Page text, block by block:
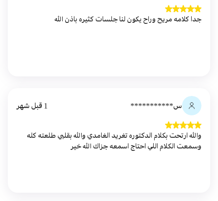
جدا كلامه مريح وراح يكون لنا جلسات كثيره باذن الله
س*********** 1 قبل شهر
والله ارتحت بكلام الدكتوره تغريد الغامدي والله بقلبي طلعته كله
وسمعت الكلام اللي احتاج اسمعه جزاك الله خير